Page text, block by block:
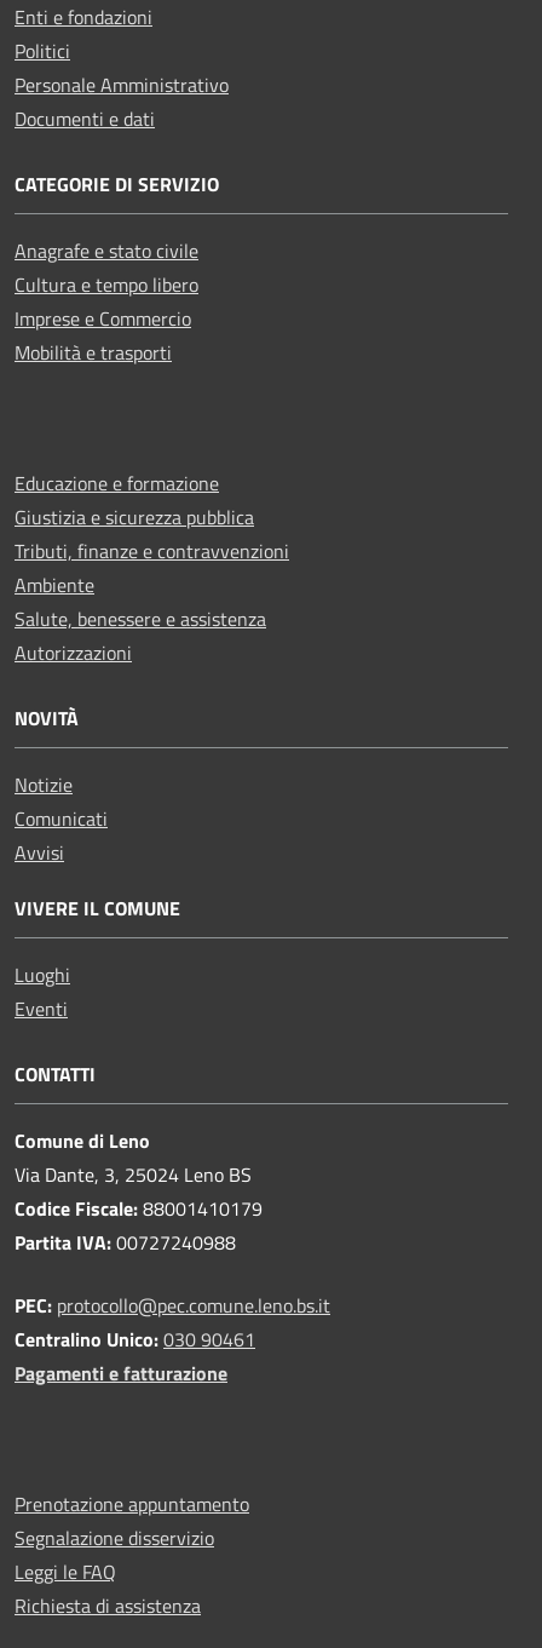
Enti e fondazioni
Politici
Personale Amministrativo
Documenti e dati
CATEGORIE DI SERVIZIO
Anagrafe e stato civile
Cultura e tempo libero
Imprese e Commercio
Mobilità e trasporti
Educazione e formazione
Giustizia e sicurezza pubblica
Tributi, finanze e contravvenzioni
Ambiente
Salute, benessere e assistenza
Autorizzazioni
NOVITÀ
Notizie
Comunicati
Avvisi
VIVERE IL COMUNE
Luoghi
Eventi
CONTATTI
Comune di Leno
Via Dante, 3, 25024 Leno BS
Codice Fiscale:88001410179
Partita IVA:00727240988
PEC: protocollo@pec.comune.leno.bs.it
Centralino Unico:030 90461
Pagamenti e fatturazione
Prenotazione appuntamento
Segnalazione disservizio
Leggi le FAQ
Richiesta di assistenza